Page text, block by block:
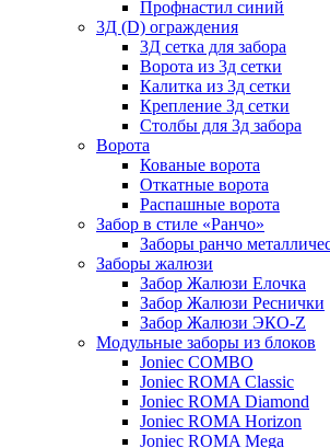
Профнастил синий
3Д (D) ограждения
3Д сетка для забора
Ворота из 3д сетки
Калитка из 3д сетки
Крепление 3д сетки
Столбы для 3д забора
Ворота
Кованые ворота
Откатные ворота
Распашные ворота
Забор в стиле «Ранчо»
Заборы ранчо
Заборы жалюзи
Забор Жалюзи Елочка
Забор Жалюзи Реснички
Забор Жалюзи ЭКО-Z
Модульные заборы из блоков
Joniec COMBO
Joniec ROMA Classic
Joniec ROMA Diamond
Joniec ROMA Horizon
Joniec ROMA Mega